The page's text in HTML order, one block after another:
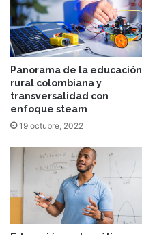
Panorama de la educación
rural colombiana y
transversalidad con
enfoque steam
19 octubre, 2022